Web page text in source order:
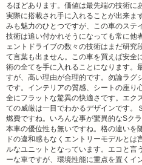
るほどあります。価値は最先端の技術に
実際に搭載され手に入れることが出来ま
みも魅力のひとつですが、この車のステ
技術は追い付かれそうになっても常に他
ェントドライブの数々の技術はまだ研究
て言葉も出ません。この車を買えぱ安全
術の全てを手に入れることになります。
すが、高い理由が合理的です。勿論ラグ
です。インテリアの質感、シートの座り
全にフラットな驚異の快適さです。エク
ての威厳は一目でわかるデザインです。
燃費ですね。いろんな事が驚異的なSク
本車の優位性も無いですね。格の違いを
ドの違和感もなくエントリーモデルと
ルなユニットとなっています。エコと言
ーな車ですが、環境性能に重点を置くイ